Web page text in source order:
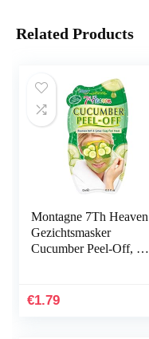
Related Products
Montagne 7Th Heaven
Gezichtsmasker
Cucumber Peel-Off, 10
€1.79